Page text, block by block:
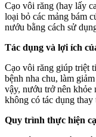
Cạo vôi răng (hay lấy
loại bỏ các mảng bám
nướu bằng cách sử
Tác dụng và lợi ích
Cạo vôi răng giúp triệt
bệnh nha chu, làm
vậy, nướu trở nên khỏe
không có tác dụng
Quy trình thực hiện